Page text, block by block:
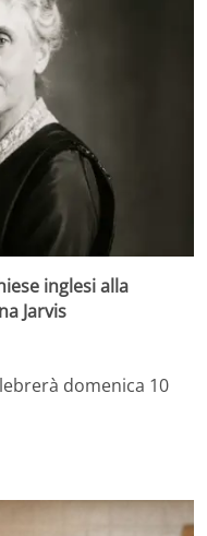
inglesi alla
Jarvis
domenica 10